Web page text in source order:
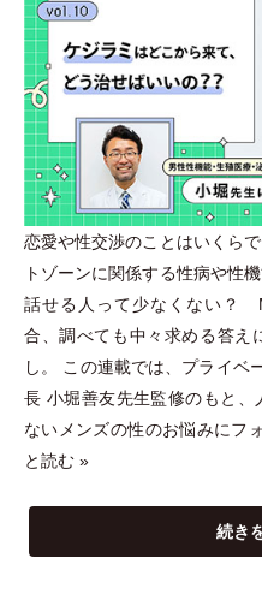
恋愛や性交渉のことはいくら
トゾーンに関係する性病や性
話せる人って少なくない？
合、調べても中々求める答
し。 この連載では、プライベ
長 小堀善友先生監修のもと、
ないメンズの性のお悩みにフ
と読む »
続き